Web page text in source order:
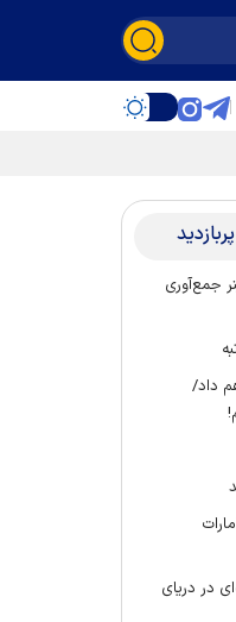
پربازدید
هزار ماینر جمع‌آوری
داد/
در دریای